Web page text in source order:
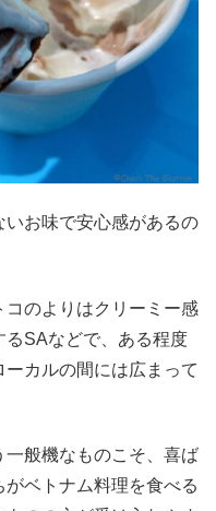
お味で安心感があるの
のよりはクリーミー感
るSAなどで、ある程度
カルの間には広まって
般機なものこそ、喜ば
ベトナム料理を食べる